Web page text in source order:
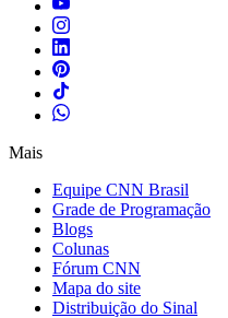
Mais
Equipe CNN Brasil
Grade de Programação
Blogs
Colunas
Fórum CNN
Mapa do site
Distribuição do Sinal